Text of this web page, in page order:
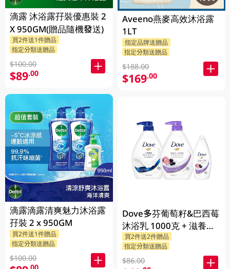
滴露 沐浴露孖裝優惠裝 2
X 950GM(贈品隨機發送)
買2件送1件贈品
指定分類送贈品
$100.00
$89.00
滴露滴露清爽魅力沐浴露
孖裝 2 x 950GM
買2件送1件贈品
指定分類送贈品
$100.00
Aveeno燕麥高效沐浴露
1LT
指定品牌送贈品
指定分類送贈品
$188.00
$169.00
Dove多芬葡萄籽&巴西莓
沐浴乳 1000克 + 滋養柔
嫰沐浴乳 1000克 + 隨機
贈品 200克
買2件送2件贈品
指定分類送贈品
$86.00